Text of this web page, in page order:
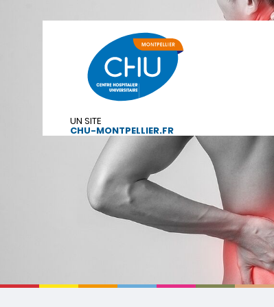
UN SITE
CHU-MONTPELLIER.FR